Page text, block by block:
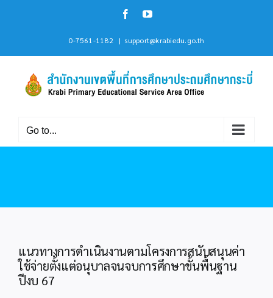
FacebookYouTube
0-7561-1182 | support@krabiedu.go.th
Go to...
แนวทางการดำเนินงานตามโครงการสนับสนุนค่า
ใช้จ่ายตั้งแต่อนุบาลจนจบการศึกษาขั้นพื้นฐาน
ปีงบ 67